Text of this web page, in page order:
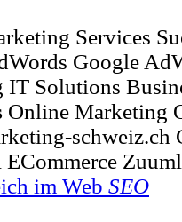
Services
Google
IT Solutions
Online Marketing
ECommerce
im Web SEO